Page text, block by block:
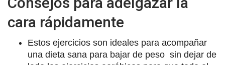
cara rápidamente
Estos ejercicios son ideales para acompañar
una dieta sana para bajar de peso sin dejar de